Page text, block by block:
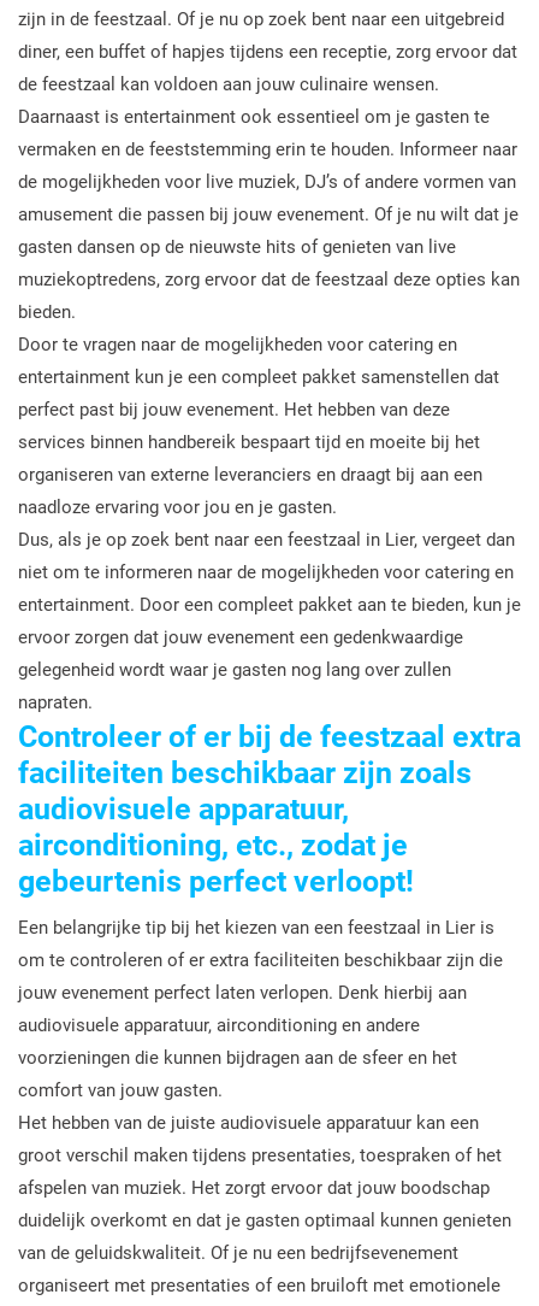
zijn in de feestzaal. Of je nu op zoek bent naar een uitgebreid
diner, een buffet of hapjes tijdens een receptie, zorg ervoor dat
de feestzaal kan voldoen aan jouw culinaire wensen.
Daarnaast is entertainment ook essentieel om je gasten te
vermaken en de feeststemming erin te houden. Informeer naar
de mogelijkheden voor live muziek, DJ’s of andere vormen van
amusement die passen bij jouw evenement. Of je nu wilt dat je
gasten dansen op de nieuwste hits of genieten van live
muziekoptredens, zorg ervoor dat de feestzaal deze opties kan
bieden.
Door te vragen naar de mogelijkheden voor catering en
entertainment kun je een compleet pakket samenstellen dat
perfect past bij jouw evenement. Het hebben van deze
services binnen handbereik bespaart tijd en moeite bij het
organiseren van externe leveranciers en draagt bij aan een
naadloze ervaring voor jou en je gasten.
Dus, als je op zoek bent naar een feestzaal in Lier, vergeet dan
niet om te informeren naar de mogelijkheden voor catering en
entertainment. Door een compleet pakket aan te bieden, kun je
ervoor zorgen dat jouw evenement een gedenkwaardige
gelegenheid wordt waar je gasten nog lang over zullen
napraten.
Controleer of er bij de feestzaal extra
faciliteiten beschikbaar zijn zoals
audiovisuele apparatuur,
airconditioning, etc., zodat je
gebeurtenis perfect verloopt!
Een belangrijke tip bij het kiezen van een feestzaal in Lier is
om te controleren of er extra faciliteiten beschikbaar zijn die
jouw evenement perfect laten verlopen. Denk hierbij aan
audiovisuele apparatuur, airconditioning en andere
voorzieningen die kunnen bijdragen aan de sfeer en het
comfort van jouw gasten.
Het hebben van de juiste audiovisuele apparatuur kan een
groot verschil maken tijdens presentaties, toespraken of het
afspelen van muziek. Het zorgt ervoor dat jouw boodschap
duidelijk overkomt en dat je gasten optimaal kunnen genieten
van de geluidskwaliteit. Of je nu een bedrijfsevenement
organiseert met presentaties of een bruiloft met emotionele